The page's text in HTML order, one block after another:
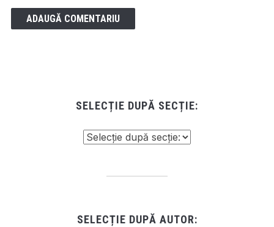
SELECȚIE DUPĂ SECȚIE:
SELECȚIE DUPĂ AUTOR: